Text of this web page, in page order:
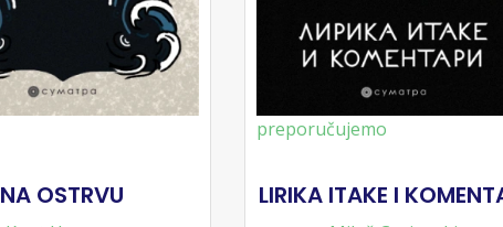
NA OSTRVU
preporučujemo
LIRIKA ITAKE I